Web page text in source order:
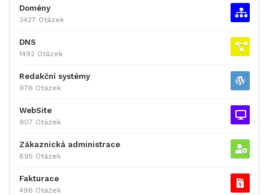
Domény
3427 Otázek
DNS
1492 Otázek
Redakční systémy
976 Otázek
WebSite
907 Otázek
Zákaznická administrace
895 Otázek
Fakturace
496 Otázek